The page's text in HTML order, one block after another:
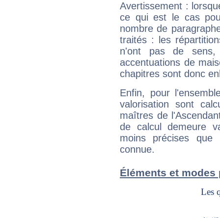
Avertissement :
ce qui est le cas
nombre de
traités : les
n'ont pas de sens,
accentuations de
chapitres sont donc
Enfin, pour
valorisation sont
maîtres de
de calcul demeure
moins précises que
connue.
Éléments et modes